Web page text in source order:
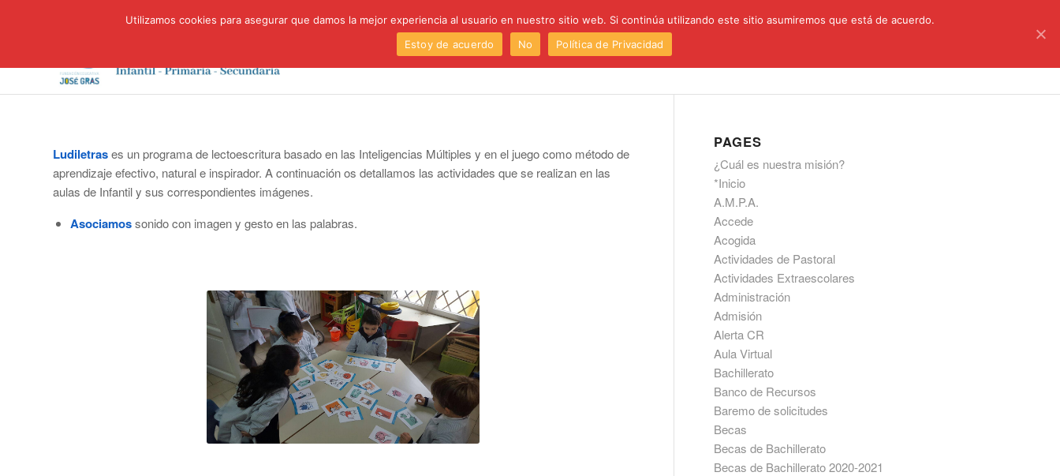
Institución Centro Etapas Proyectos
Ludiletrases un programa de lectoescritura basado en las Inteligencias Múltiples y en el juego como método de
aprendizaje efectivo, natural e inspirador. A continuación os detallamos las actividades que se realizan en las
aulas de Infantil y sus correspondientes imágenes.
Asociamossonido con imagen y gesto en las palabras.
PAGES
¿Cuál es nuestra misión?
*Inicio
A.M.P.A.
Accede
Acogida
Actividades de Pastoral
Actividades Extraescolares
Administración
Admisión
Alerta CR
Aula Virtual
Bachillerato
Banco de Recursos
Baremo de solicitudes
Becas
Becas de Bachillerato
Becas de Bachillerato 2020-2021
Utilizamos cookies para asegurar que damos la mejor experiencia al usuario en nuestro sitio web. Si continúa utilizando este sitio asumiremos que está de acuerdo.
Estoy de acuerdo
No Política de Privacidad